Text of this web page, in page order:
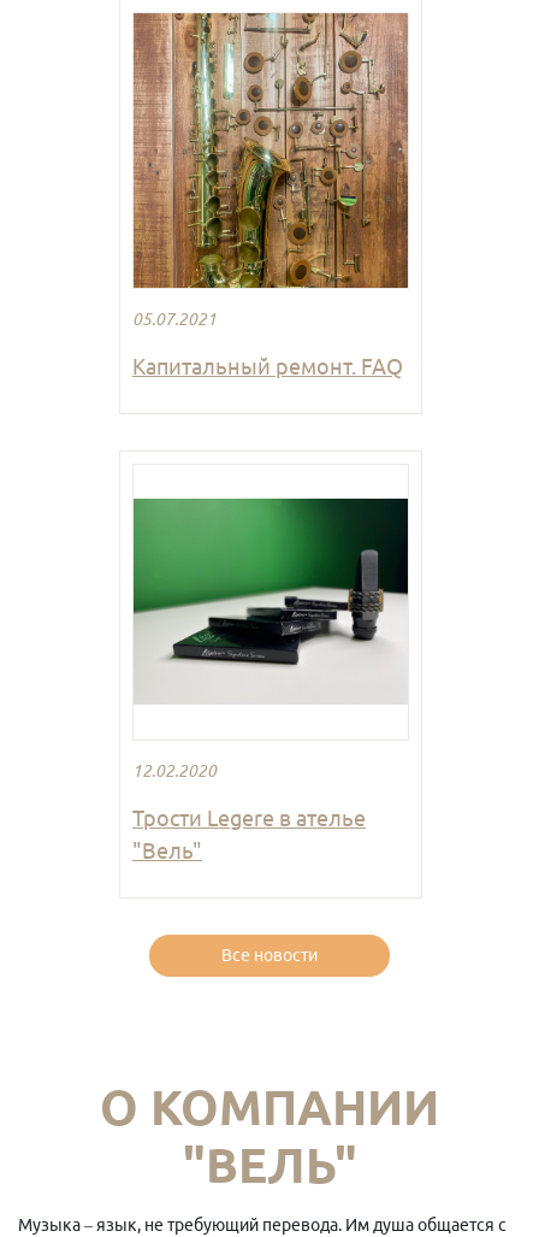
05.07.2021
Капитальный ремонт. FAQ
12.02.2020
Трости Legere в ателье
"Вель"
Все новости
О КОМПАНИИ
"ВЕЛЬ"
Музыка – язык, не требующий перевода. Им душа общается с